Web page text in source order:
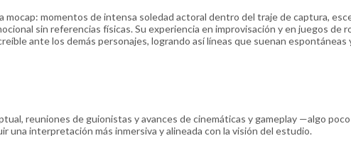
mocap: momentos de intensa soledad actoral dentro del traje de captura,
sin referencias físicas. Su experiencia en improvisación y en juegos de
ante los demás personajes, logrando así líneas que suenan espontáneas
reuniones de guionistas y avances de cinemáticas y gameplay —algo
una interpretación más inmersiva y alineada con la visión del estudio.